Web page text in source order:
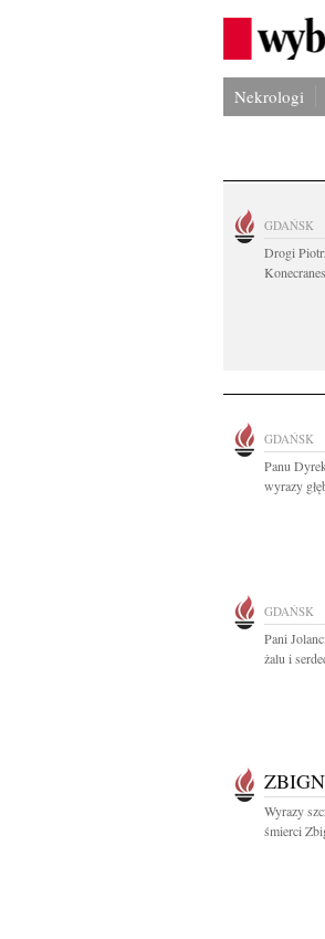
Nekrologi
GDAŃSK
Drogi
GDAŃSK
Panu
wyrazy
GDAŃSK
Pani
żalu i
Wyrazy
śmierci